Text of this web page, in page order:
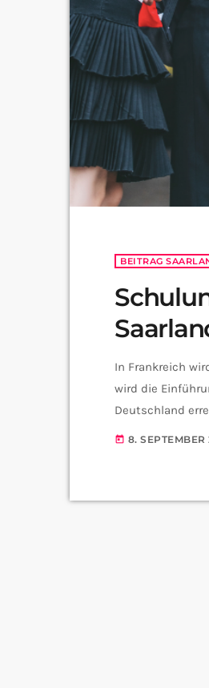
BEITRAG
In Frankreich
wird die
Deutschland
vom
today 8. SEPTEMBER